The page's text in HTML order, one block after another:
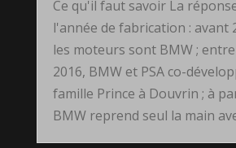
Ce qu'il faut savoir La
l'année de fabrication : avant
les moteurs sont BMW ;
2016, BMW et PSA co-
famille Prince à Douvrin ; à
BMW reprend seul la main